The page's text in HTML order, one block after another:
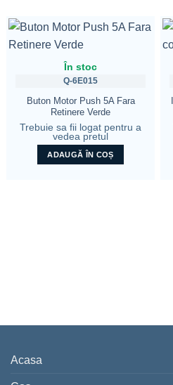
În stoc
Q-6E015
Buton Motor Push 5A Fara
Retinere Verde
Trebuie sa fii logat pentru a
vedea pretul
ADAUGĂ ÎN COȘ
Acasa